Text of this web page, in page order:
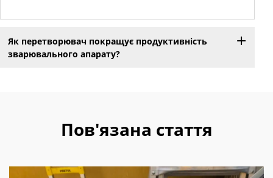
Як перетворювач покращує продуктивність
зварювального апарату?
Пов'язана стаття